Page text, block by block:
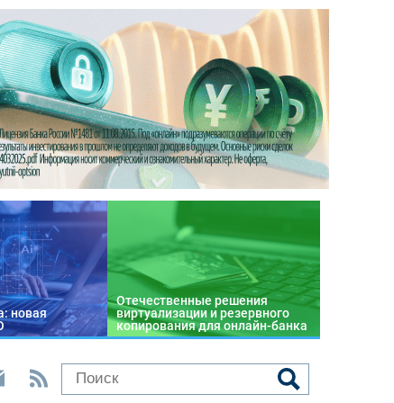
новая
Отечественные решения
виртуализации и резервного
копирования для онлайн-банка